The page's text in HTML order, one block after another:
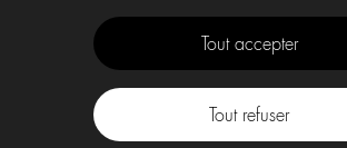
Tout accepter
Tout refuser